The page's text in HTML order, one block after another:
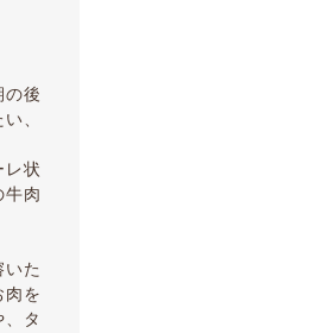
の後
、
レ状
牛肉
た
肉を
タ